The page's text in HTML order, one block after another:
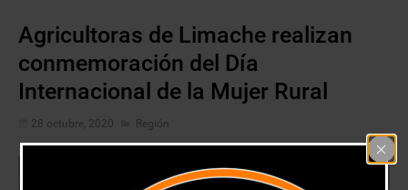
Agricultoras de Limache realizan
conmemoración del Día
Internacional de la Mujer Rural
28 octubre, 2020 Región